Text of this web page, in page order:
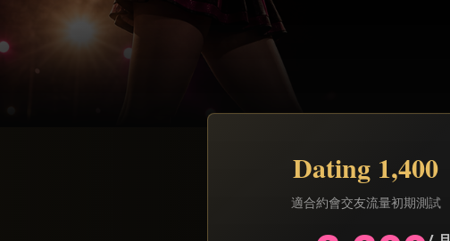
Dating 1,400
適合約會交友流量初期測試